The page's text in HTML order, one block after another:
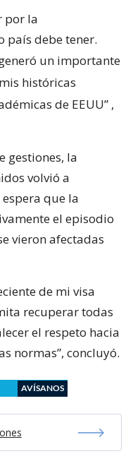
por la
país debe tener.
un importante
históricas
de EEUU” ,
gestiones, la
volvió a
que la
el episodio
vieron afectadas
de mi visa
recuperar todas
el respeto hacia
normas”, concluyó.
AVÍSANOS